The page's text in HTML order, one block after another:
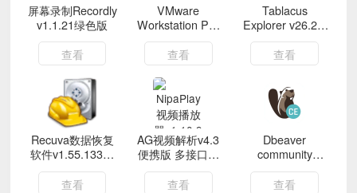
屏幕录制Recordly
v1.1.21绿色版
查看
VMware
Workstation Pro
26H1精简版
查看
Tablacus
Explorer v26.2.2
绿色版
查看
Recuva数据恢复
软件v1.55.133绿
色版
查看
AG视频解析v4.3
便携版 多接口解
析
查看
Dbeaver
community
v25.1.2绿色版
查看